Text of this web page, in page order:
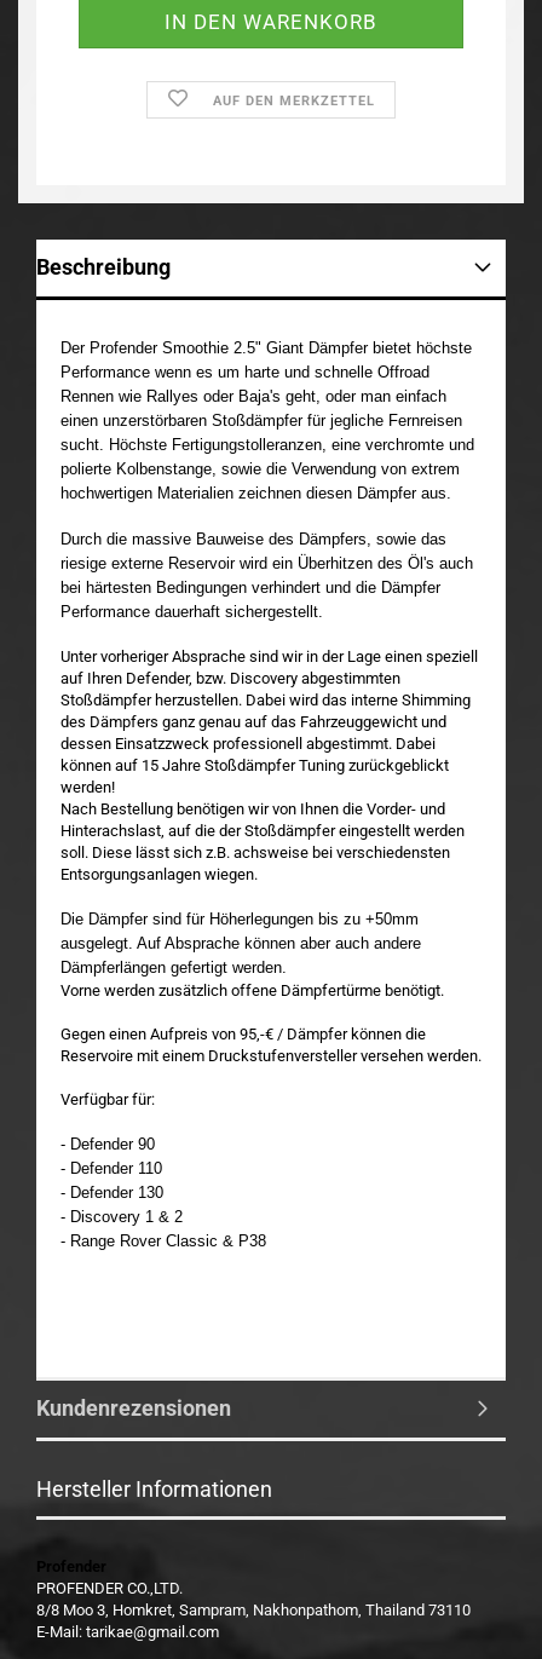
AUF DEN MERKZETTEL
Beschreibung
Der Profender Smoothie 2.5" Giant Dämpfer bietet höchste
Performance wenn es um harte und schnelle Offroad
Rennen wie Rallyes oder Baja's geht, oder man einfach
einen unzerstörbaren Stoßdämpfer für jegliche Fernreisen
sucht. Höchste Fertigungstolleranzen, eine verchromte und
polierte Kolbenstange, sowie die Verwendung von extrem
hochwertigen Materialien zeichnen diesen Dämpfer aus.
Durch die massive Bauweise des Dämpfers, sowie das
riesige externe Reservoir wird ein Überhitzen des Öl's auch
bei härtesten Bedingungen verhindert und die Dämpfer
Performance dauerhaft sichergestellt.
Unter vorheriger Absprache sind wir in der Lage einen speziell
auf Ihren Defender, bzw. Discovery abgestimmten
Stoßdämpfer herzustellen. Dabei wird das interne Shimming
des Dämpfers ganz genau auf das Fahrzeuggewicht und
dessen Einsatzzweck professionell abgestimmt. Dabei
können auf 15 Jahre Stoßdämpfer Tuning zurückgeblickt
werden!
Nach Bestellung benötigen wir von Ihnen die Vorder- und
Hinterachslast, auf die der Stoßdämpfer eingestellt werden
soll. Diese lässt sich z.B. achsweise bei verschiedensten
Entsorgungsanlagen wiegen.
Die Dämpfer sind für Höherlegungen bis zu +50mm
ausgelegt. Auf Absprache können aber auch andere
Dämpferlängen gefertigt werden.
Vorne werden zusätzlich offene Dämpfertürme benötigt.
Gegen einen Aufpreis von 95,-€ / Dämpfer können die
Reservoire mit einem Druckstufenversteller versehen werden.
Verfügbar für:
- Defender 90
- Defender 110
- Defender 130
- Discovery 1 & 2
- Range Rover Classic & P38
Kundenrezensionen
Hersteller Informationen
Profender
PROFENDER CO.,LTD.
8/8 Moo 3, Homkret, Sampram, Nakhonpathom, Thailand 73110
E-Mail: tarikae@gmail.com